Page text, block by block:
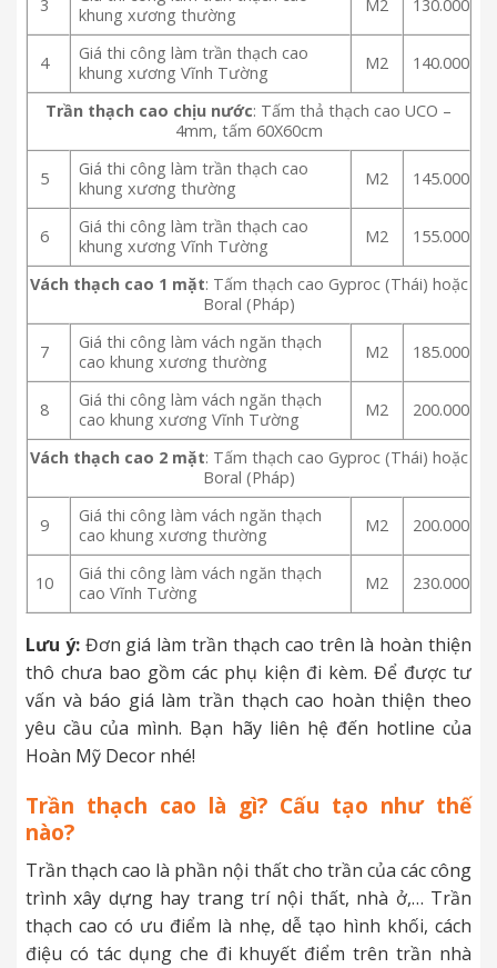
3
khung xương thường
M2 130.000
4
Giá thi công làm trần thạch cao
khung xương Vĩnh Tường
M2 140.000
Trần thạch cao chịu nước: Tấm thả thạch cao UCO –
4mm, tấm 60X60cm
5
Giá thi công làm trần thạch cao
khung xương thường
M2 145.000
6
Giá thi công làm trần thạch cao
khung xương Vĩnh Tường
M2 155.000
Vách thạch cao 1 mặt: Tấm thạch cao Gyproc (Thái) hoặc
Boral (Pháp)
7
Giá thi công làm vách ngăn thạch
cao khung xương thường
M2 185.000
8
Giá thi công làm vách ngăn thạch
cao khung xương Vĩnh Tường
M2 200.000
Vách thạch cao 2 mặt: Tấm thạch cao Gyproc (Thái) hoặc
Boral (Pháp)
9
Giá thi công làm vách ngăn thạch
cao khung xương thường
M2 200.000
10
Giá thi công làm vách ngăn thạch
cao Vĩnh Tường
M2 230.000
Lưu ý:Đơn giá làm trần thạch cao trên là hoàn thiện
thô chưa bao gồm các phụ kiện đi kèm. Để được tư
vấn và báo giá làm trần thạch cao hoàn thiện theo
yêu cầu của mình. Bạn hãy liên hệ đến hotline của
Hoàn Mỹ Decor nhé!
Trần thạch cao là gì? Cấu tạo như thế
nào?
Trần thạch cao là phần nội thất cho trần của các công
trình xây dựng hay trang trí nội thất, nhà ở,… Trần
thạch cao có ưu điểm là nhẹ, dễ tạo hình khối, cách
điệu có tác dụng che đi khuyết điểm trên trần nhà